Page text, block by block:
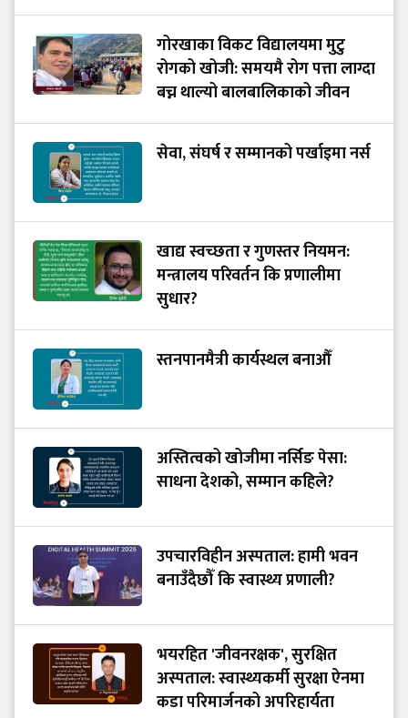
गोरखाका विकट विद्यालयमा मुटु
रोगको खोजी: समयमै रोग पत्ता लाग्दा
बच्न थाल्यो बालबालिकाको जीवन
सेवा, संघर्ष र सम्मानको पर्खाइमा नर्स
खाद्य स्वच्छता र गुणस्तर नियमन:
मन्त्रालय परिवर्तन कि प्रणालीमा
सुधार?
स्तनपानमैत्री कार्यस्थल बनाऔँ
अस्तित्वको खोजीमा नर्सिङ पेसा:
साधना देशको, सम्मान कहिले?
उपचारविहीन अस्पताल: हामी भवन
बनाउँदैछौँ कि स्वास्थ्य प्रणाली?
भयरहित 'जीवनरक्षक', सुरक्षित
अस्पताल: स्वास्थ्यकर्मी सुरक्षा ऐनमा
कडा परिमार्जनको अपरिहार्यता